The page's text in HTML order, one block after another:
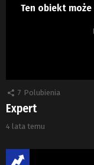
Ten obiekt
7 Polubienia
Expert
4 lata temu